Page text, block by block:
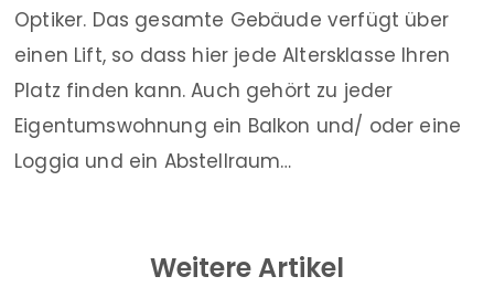
Optiker. Das gesamte Gebäude verfügt über
einen Lift, so dass hier jede Altersklasse Ihren
Platz finden kann. Auch gehört zu jeder
Eigentumswohnung ein Balkon und/ oder eine
Loggia und ein Abstellraum…
Weitere Artikel